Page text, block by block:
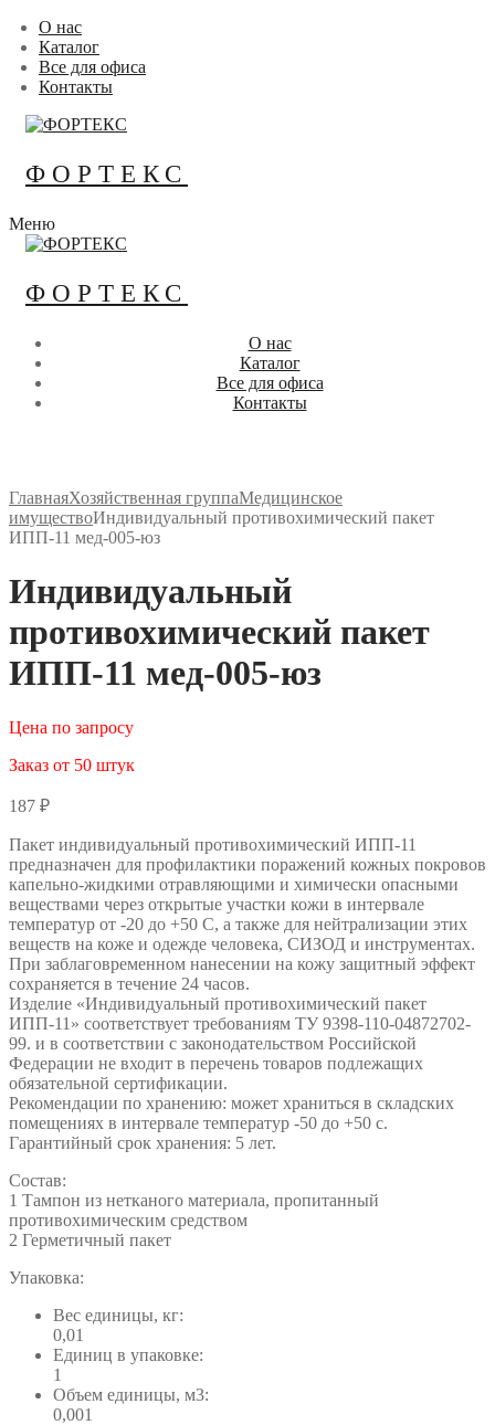
Перейти
содержимому
Меню
Закрыть
О нас
Каталог
Все для офиса
Контакты
ФОРТЕКС
Меню
ФОРТЕКС
О нас
Каталог
Все для офиса
Контакты
ГлавнаяХозяйственная группаМедицинское
имуществоИндивидуальный противохимический пакет
ИПП-11 мед-005-юз
Индивидуальный
противохимический пакет
ИПП-11 мед-005-юз
Цена по запросу
Заказ от 50 штук
187 ₽
Пакет индивидуальный противохимический ИПП-11
предназначен для профилактики поражений кожных покровов
капельно-жидкими отравляющими и химически опасными
веществами через открытые участки кожи в интервале
температур от -20 до +50 С, а также для нейтрализации этих
веществ на коже и одежде человека, СИЗОД и инструментах.
При заблаговременном нанесении на кожу защитный эффект
сохраняется в течение 24 часов.
Изделие «Индивидуальный противохимический пакет
ИПП-11» соответствует требованиям ТУ 9398-110-04872702-
99. и в соответствии с законодательством Российской
Федерации не входит в перечень товаров подлежащих
обязательной сертификации.
Рекомендации по хранению: может храниться в складских
помещениях в интервале температур -50 до +50 с.
Гарантийный срок хранения: 5 лет.
Состав:
1 Тампон из нетканого материала, пропитанный
противохимическим средством
2 Герметичный пакет
Упаковка:
Вес единицы, кг:
0,01
Единиц в упаковке:
1
Объем единицы, м3:
0,001